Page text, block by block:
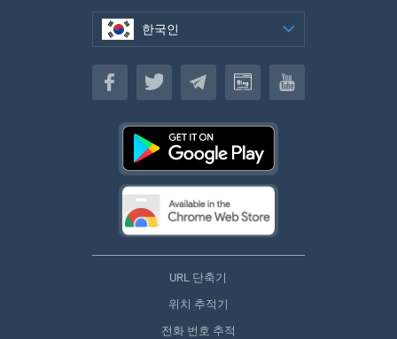
한국인
한국인
URL 단축기
위치 추적기
전화 번호 추적